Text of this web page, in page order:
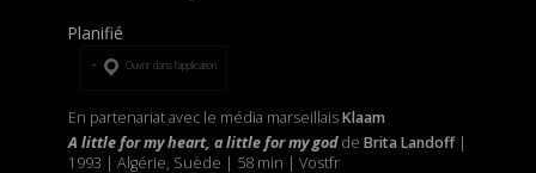
Planifié
Ouvrir dans l’application
En partenariat avec le média marseillaisKlaam
A little for my heart, a little for my godde Brita Landoff|
1993 | Algérie, Suède | 58 min | Vostfr